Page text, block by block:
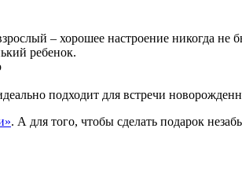
– хорошее настроение никогда не
ребенок.
подходит для встречи
. А для того, чтобы сделать подарок